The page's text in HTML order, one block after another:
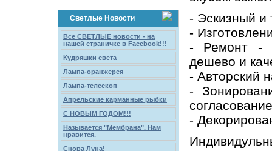
Светлые Новости
Все СВЕТЛЫЕ новости - на
нашей страничке в Facebook!!!
Кудряшки света
Лампа-оранжерея
Лампа-телескоп
Апрельские карманные рыбки
С НОВЫМ ГОДОМ!!!
Называется "Мембрана". Нам
нравится.
Снова Луна!
- Эскизный и
-
- Ремонт -
дешево и
- Авторский
-
-